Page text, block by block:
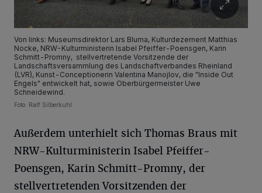
Von links: Museumsdirektor Lars Bluma, Kulturdezernent Matthias
Nocke, NRW-Kulturministerin Isabel Pfeiffer-Poensgen, Karin
Schmitt-Promny, stellvertretende Vorsitzende der
Landschaftsversammlung des Landschaftverbandes Rheinland
(LVR), Kunst-Conceptionerin Valentina Manojlov, die "Inside Out
Engels" entwickelt hat, sowie Oberbürgermeister Uwe
Schneidewind.
Foto: Ralf Silberkuhl
Außerdem unterhielt sich Thomas Braus mit
NRW-Kulturministerin Isabel Pfeiffer-
Poensgen, Karin Schmitt-Promny, der
stellvertretenden Vorsitzenden der